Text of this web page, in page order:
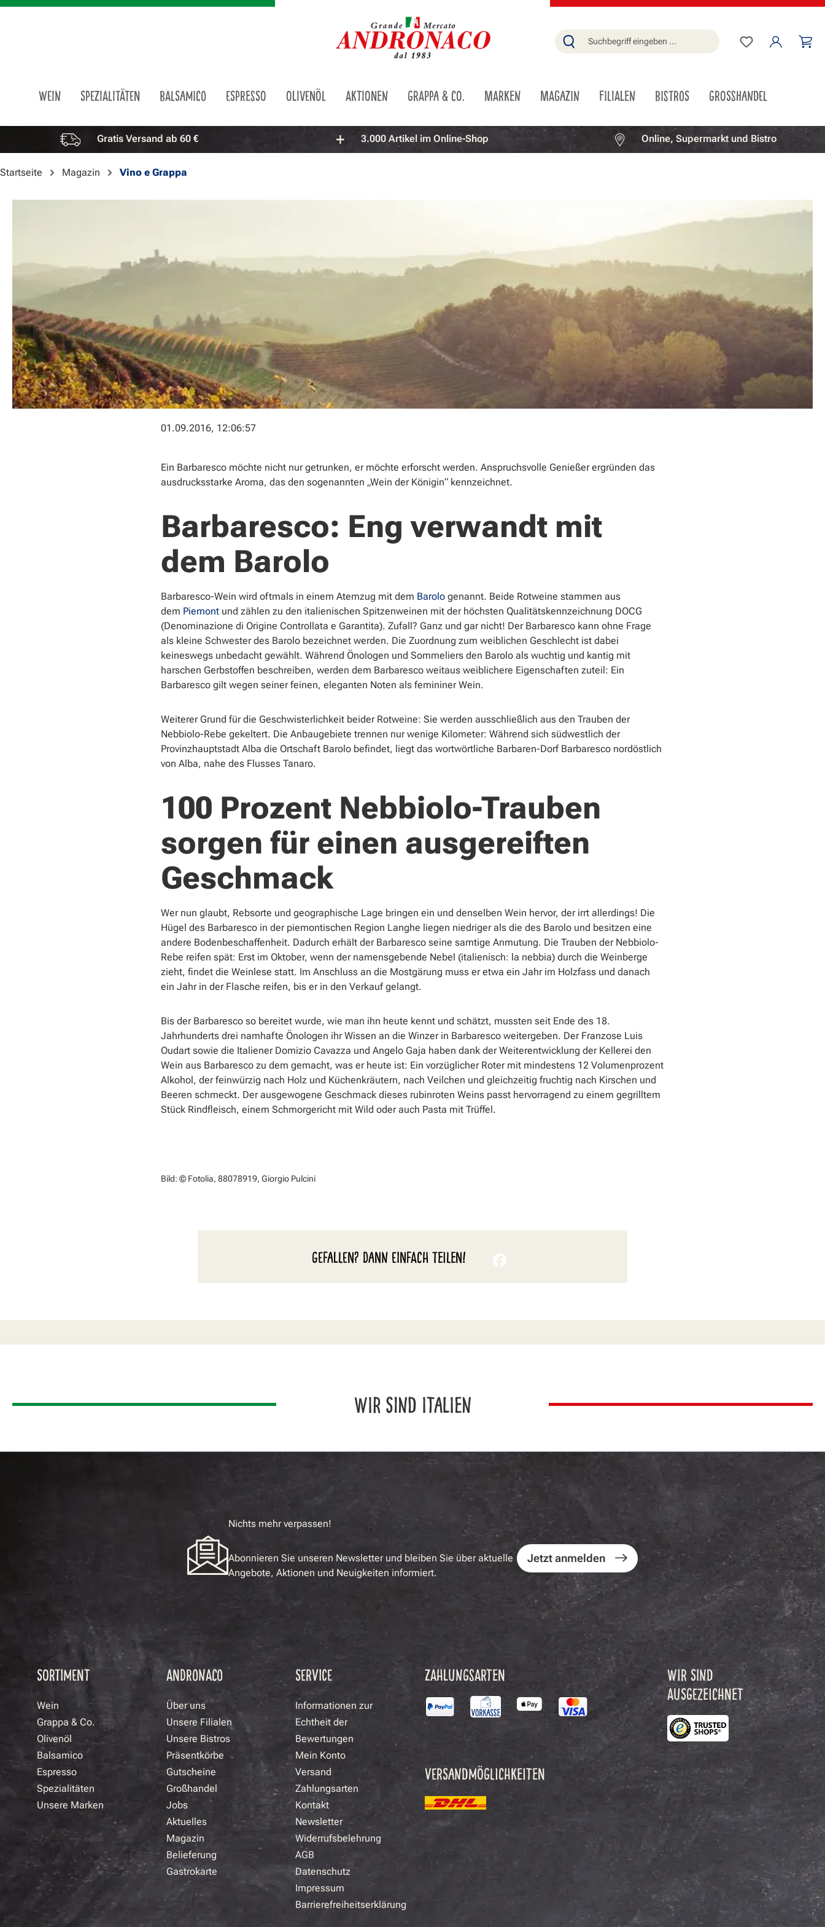
Du hast 0
WEIN SPEZIALITÄTEN BALSAMICO ESPRESSO OLIVENÖL AKTIONEN GRAPPA & CO. MARKEN MAGAZIN FILIALEN BISTROS GROSSHANDEL
Vorteile überspringen Gratis Versand ab 60 € 3.000 Artikel im Online-Shop Online, Supermarkt und Bistro
Startseite Magazin Vino e Grappa
01.09.2016, 12:06:57
Ein Barbaresco möchte nicht nur getrunken, er möchte erforscht werden. Anspruchsvolle Genießer ergründen das
ausdrucksstarke Aroma, das den sogenannten „Wein der Königin“ kennzeichnet.
Barbaresco: Eng verwandt mit
dem Barolo
Barbaresco-Wein wird oftmals in einem Atemzug mit dem Barolo genannt. Beide Rotweine stammen aus
dem Piemont und zählen zu den italienischen Spitzenweinen mit der höchsten Qualitätskennzeichnung DOCG
(Denominazione di Origine Controllata e Garantita). Zufall? Ganz und gar nicht! Der Barbaresco kann ohne Frage
als kleine Schwester des Barolo bezeichnet werden. Die Zuordnung zum weiblichen Geschlecht ist dabei
keineswegs unbedacht gewählt. Während Önologen und Sommeliers den Barolo als wuchtig und kantig mit
harschen Gerbstoffen beschreiben, werden dem Barbaresco weitaus weiblichere Eigenschaften zuteil: Ein
Barbaresco gilt wegen seiner feinen, eleganten Noten als femininer Wein.
Weiterer Grund für die Geschwisterlichkeit beider Rotweine: Sie werden ausschließlich aus den Trauben der
Nebbiolo-Rebe gekeltert. Die Anbaugebiete trennen nur wenige Kilometer: Während sich südwestlich der
Provinzhauptstadt Alba die Ortschaft Barolo befindet, liegt das wortwörtliche Barbaren-Dorf Barbaresco nordöstlich
von Alba, nahe des Flusses Tanaro.
100 Prozent Nebbiolo-Trauben
sorgen für einen ausgereiften
Geschmack
Wer nun glaubt, Rebsorte und geographische Lage bringen ein und denselben Wein hervor, der irrt allerdings! Die
Hügel des Barbaresco in der piemontischen Region Langhe liegen niedriger als die des Barolo und besitzen eine
andere Bodenbeschaffenheit. Dadurch erhält der Barbaresco seine samtige Anmutung. Die Trauben der Nebbiolo-
Rebe reifen spät: Erst im Oktober, wenn der namensgebende Nebel (italienisch: la nebbia) durch die Weinberge
zieht, findet die Weinlese statt. Im Anschluss an die Mostgärung muss er etwa ein Jahr im Holzfass und danach
ein Jahr in der Flasche reifen, bis er in den Verkauf gelangt.
Bis der Barbaresco so bereitet wurde, wie man ihn heute kennt und schätzt, mussten seit Ende des 18.
Jahrhunderts drei namhafte Önologen ihr Wissen an die Winzer in Barbaresco weitergeben. Der Franzose Luis
Oudart sowie die Italiener Domizio Cavazza und Angelo Gaja haben dank der Weiterentwicklung der Kellerei den
Wein aus Barbaresco zu dem gemacht, was er heute ist: Ein vorzüglicher Roter mit mindestens 12 Volumenprozent
Alkohol, der feinwürzig nach Holz und Küchenkräutern, nach Veilchen und gleichzeitig fruchtig nach Kirschen und
Beeren schmeckt. Der ausgewogene Geschmack dieses rubinroten Weins passt hervorragend zu einem gegrilltem
Stück Rindfleisch, einem Schmorgericht mit Wild oder auch Pasta mit Trüffel.
Bild: © Fotolia, 88078919, Giorgio Pulcini
GEFALLEN? DANN EINFACH TEILEN!
WIR SIND ITALIEN
Nichts mehr verpassen!
Abonnieren Sie unseren Newsletter und bleiben Sie über aktuelle
Angebote, Aktionen und Neuigkeiten informiert.
Jetzt anmelden
SORTIMENT
Wein
Grappa & Co.
Olivenöl
Balsamico
Espresso
Spezialitäten
Unsere Marken
ANDRONACO
Über uns
Unsere Filialen
Unsere Bistros
Präsentkörbe
Gutscheine
Großhandel
Jobs
Aktuelles
Magazin
Belieferung
Gastrokarte
SERVICE
Informationen zur
Echtheit der
Bewertungen
Mein Konto
Versand
Zahlungsarten
Kontakt
Newsletter
Widerrufsbelehrung
AGB
Datenschutz
Impressum
Barrierefreiheitserklärung
ZAHLUNGSARTEN
VERSANDMÖGLICHKEITEN
WIR SIND
AUSGEZEICHNET